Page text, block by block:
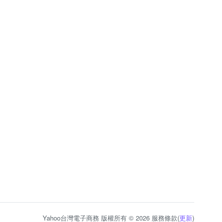
Yahoo台灣電子商務 版權所有 © 2026 服務條款(更新)